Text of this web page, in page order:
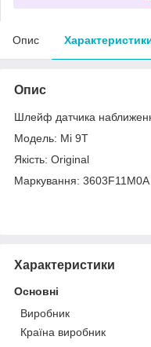
Опис
Опис
Шлейф датчика
Модель: Mi 9T
Якість: Original
Маркування:
Характеристики
Основні
Виробник
Країна виробник